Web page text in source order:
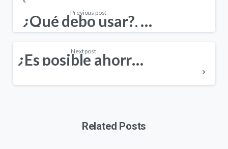
Reading
Previous post ¿Qué debo usar?, ¿Membrana Impermeabilizante o Aislamiento Térmico?
Next post ¿Es posible ahorrar energía con una impermeabilización?
Related Posts